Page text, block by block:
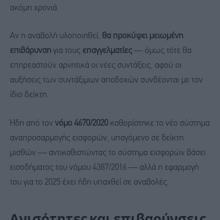
ακόμη χρονιά.
Αν η αναβολή υλοποιηθεί, θα προκύψει μειωμένη
επιβάρυνση για τους επαγγελματίες — όμως τότε θα
επηρεαστούν αρνητικά οι νέες συντάξεις, αφού οι
αυξήσεις των συντάξιμων αποδοχών συνδέονται με τον
ίδιο δείκτη.
Ήδη από τον νόμο 4670/2020 καθορίστηκε το νέο σύστημα
αναπροσαρμογής εισφορών, υπαγόμενο σε δείκτη
μισθών — αντικαθιστώντας το σύστημα εισφορών βάσει
εισοδήματος του νόμου 4387/2016 — αλλά η εφαρμογή
του για το 2025 έχει ήδη υπαχθεί σε αναβολές.